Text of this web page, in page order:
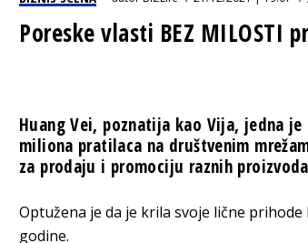
Poreske vlasti BEZ MILOSTI
Huang Vei, poznatija kao Vija, jedna
miliona pratilaca na društvenim
za prodaju i promociju raznih
Optužena je da je krila svoje lične
godine.